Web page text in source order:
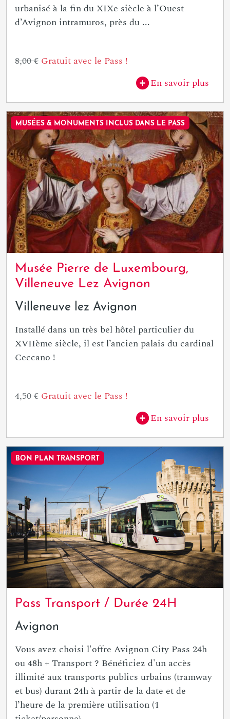
urbanisé à la fin du XIXe siècle à l’Ouest
d’Avignon intramuros, près du ...
8,00 € Gratuit avec le Pass !
En savoir plus
MUSÉES & MONUMENTS INCLUS DANS LE PASS
Musée Pierre de Luxembourg,
Villeneuve Lez Avignon
Villeneuve lez Avignon
Installé dans un très bel hôtel particulier du
XVIIème siècle, il est l’ancien palais du cardinal
Ceccano !
4,50 € Gratuit avec le Pass !
En savoir plus
BON PLAN TRANSPORT
Pass Transport / Durée 24H
Avignon
Vous avez choisi l'offre Avignon City Pass 24h
ou 48h + Transport ? Bénéficiez d'un accès
illimité aux transports publics urbains (tramway
et bus) durant 24h à partir de la date et de
l’heure de la première utilisation (1